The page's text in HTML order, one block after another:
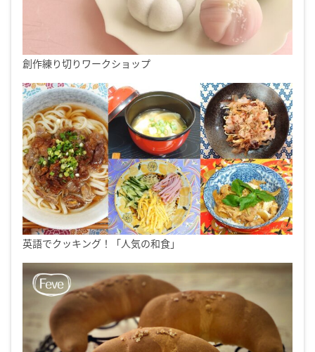
創作練り切りワークショップ
英語でクッキング！「人気の和食」